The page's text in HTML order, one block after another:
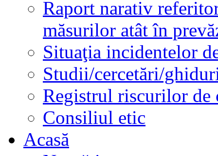
Raport narativ
măsurilor atât în
Situaţia incidentelor
Studii/cercetări/
Registrul riscurilor de
Consiliul etic
Acasă